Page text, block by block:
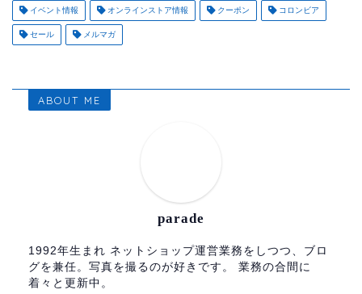
イベント情報 オンラインストア情報 クーポン コロンビア
セール メルマガ
ABOUT ME
parade
1992年生まれ ネットショップ運営業務をしつつ、ブロ
グを兼任。写真を撮るのが好きです。 業務の合間に
着々と更新中。